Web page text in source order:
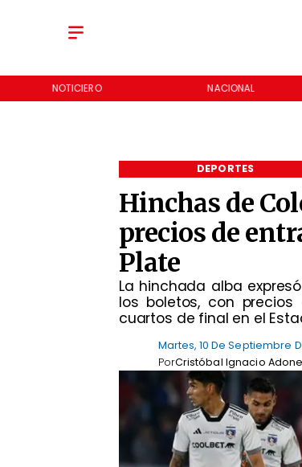
NOTICIERO NACIONAL
Hinchas de
precios de
Plate
La hinchada alba
los boletos, con
cuartos de final en el
DEPORTES
Martes, 10 De Septiembre
Cristóbal Ignacio
Por